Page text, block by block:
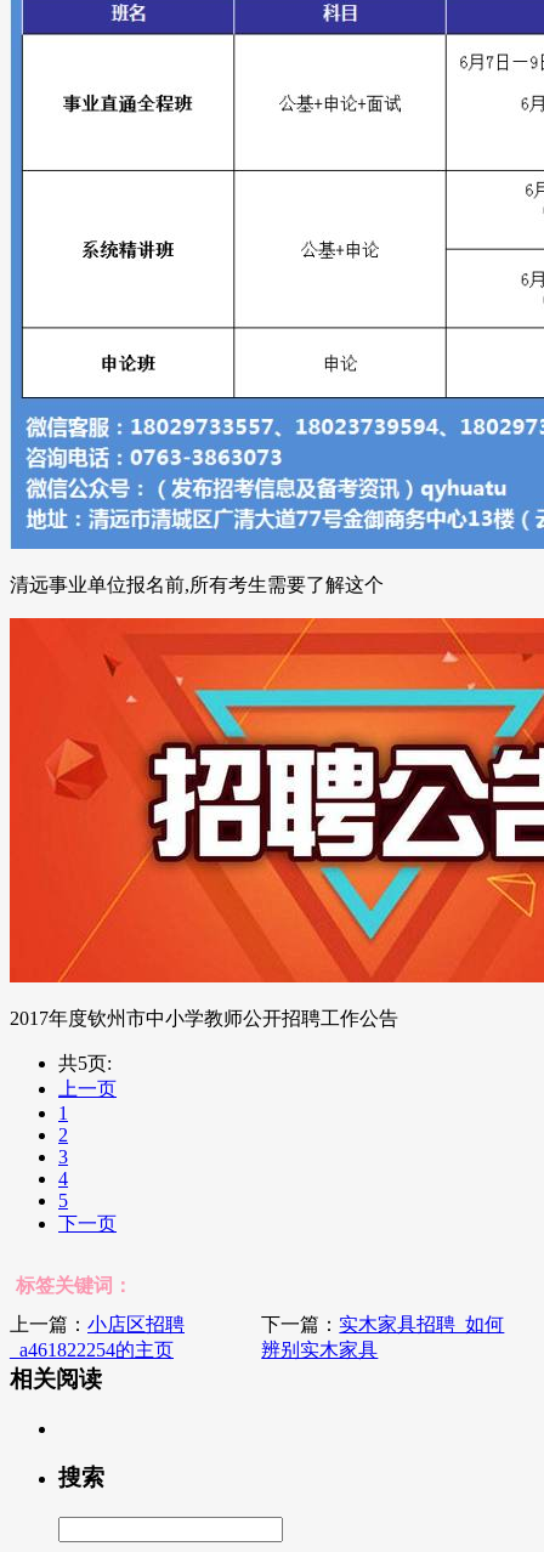
清远事业单位报名前,所有考生需要了解这个
2017年度钦州市中小学教师公开招聘工作公告
共5页:
上一页
1
2
3
4
5
下一页
标签关键词：
上一篇： 小店区招聘
_a461822254的主页
下一篇： 实木家具招聘_如何
辨别实木家具
相关阅读
搜索